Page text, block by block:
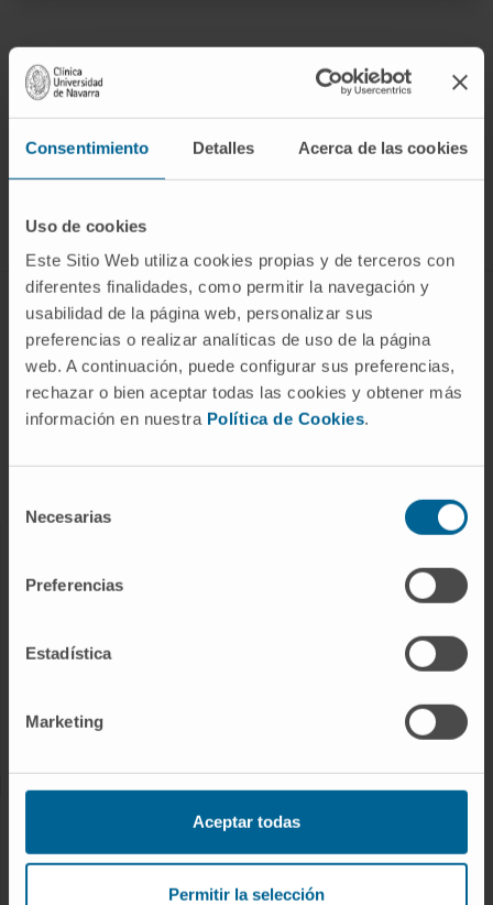
Consentimiento Detalles Acerca de las cookies
Uso de cookies
Este Sitio Web utiliza cookies propias y de terceros con
diferentes finalidades, como permitir la navegación y
usabilidad de la página web, personalizar sus
preferencias o realizar analíticas de uso de la página
web. A continuación, puede configurar sus preferencias,
rechazar o bien aceptar todas las cookies y obtener más
información en nuestra Política de Cookies.
Necesarias
Preferencias
Estadística
Marketing
Aceptar todas
Permitir la selección
ABOUT CIMA
Who we are
Research Center of the Clinica
Campus of the Universidad de Navarra
Our Researchers